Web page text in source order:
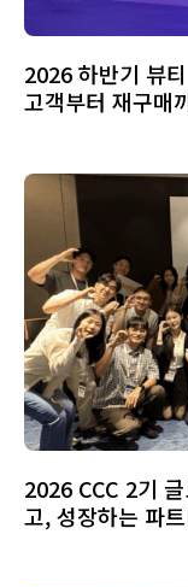
2026 하반기 뷰
고객부터 재구매
2026 CCC 2기
고, 성장하는 파